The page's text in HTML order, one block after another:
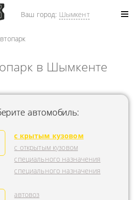
Ваш город: Шымкент
в Шымкенте
автомобиль:
с крытым кузовом
с открытым кузовом
специального назначения
специального назначения
автовоз